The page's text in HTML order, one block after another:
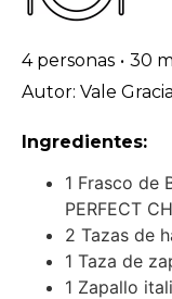
4 personas • 30
Autor: Vale Gracia
Ingredientes:
1 Frasco de
PERFECT
2 Tazas de
1 Taza de
1 Zapallo